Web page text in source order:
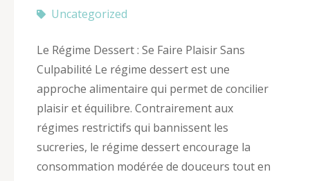
Uncategorized
Le Régime Dessert : Se Faire Plaisir Sans
Culpabilité Le régime dessert est une
approche alimentaire qui permet de concilier
plaisir et équilibre. Contrairement aux
régimes restrictifs qui bannissent les
sucreries, le régime dessert encourage la
consommation modérée de douceurs tout en